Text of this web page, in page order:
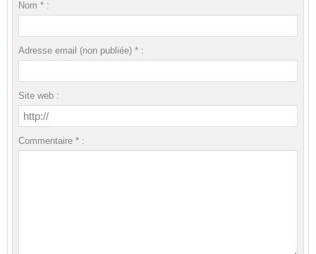
Nom * :
Adresse email (non publiée) * :
Site web :
Commentaire * :